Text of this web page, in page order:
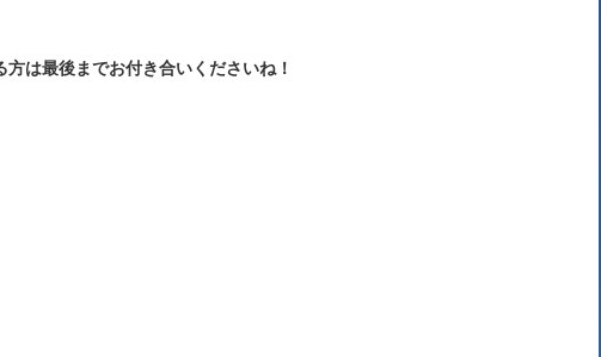
は最後までお付き合いくださいね！